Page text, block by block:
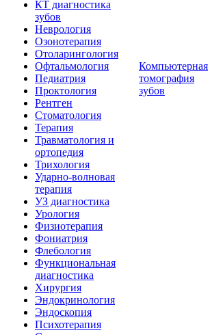
КТ диагностика
зубов
Неврология
Озонотерапия
Отоларингология
Офтальмология
Педиатрия
Проктология
Рентген
Стоматология
Терапия
Травматология и
ортопедия
Трихология
Ударно-волновая
терапия
УЗ диагностика
Урология
Физиотерапия
Фониатрия
Флебология
Функциональная
диагностика
Хирургия
Эндокринология
Эндоскопия
Психотерапия
Компьютерная
томография
зубов